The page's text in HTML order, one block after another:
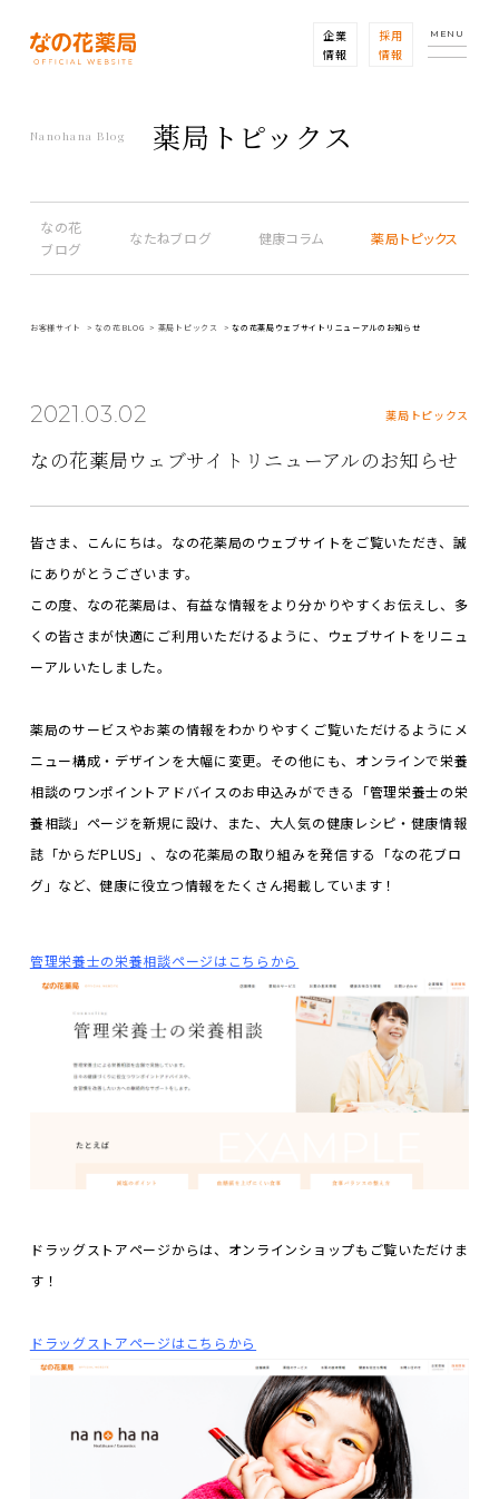
企業
情報
採用
情報
MENU
Nanohana Blog 薬局トピックス
なの花
ブログ
なたねブログ 健康コラム 薬局トピックス
お客様サイト なの花BLOG 薬局トピックス なの花薬局ウェブサイトリニューアルのお知らせ
2021.03.02 薬局トピックス
なの花薬局ウェブサイトリニューアルのお知らせ
皆さま、こんにちは。なの花薬局のウェブサイトをご覧いただき、誠
にありがとうございます。
この度、なの花薬局は、有益な情報をより分かりやすくお伝えし、多
くの皆さまが快適にご利用いただけるように、ウェブサイトをリニュ
ーアルいたしました。
薬局のサービスやお薬の情報をわかりやすくご覧いただけるようにメ
ニュー構成・デザインを大幅に変更。その他にも、オンラインで栄養
相談のワンポイントアドバイスのお申込みができる「管理栄養士の栄
養相談」ページを新規に設け、また、大人気の健康レシピ・健康情報
誌「からだPLUS」、なの花薬局の取り組みを発信する「なの花ブロ
グ」など、健康に役立つ情報をたくさん掲載しています！
管理栄養士の栄養相談ページはこちらから
ドラッグストアページからは、オンラインショップもご覧いただけま
す！
ドラッグストアページはこちらから